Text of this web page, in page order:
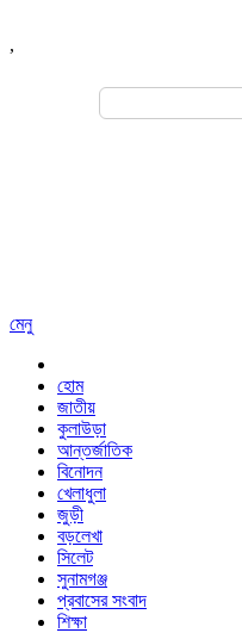
,
Search
মেনু
হোম
জাতীয়
কুলাউড়া
আন্তর্জাতিক
বিনোদন
খেলাধুলা
জুড়ী
বড়লেখা
সিলেট
সুনামগঞ্জ
প্রবাসের সংবাদ
শিক্ষা